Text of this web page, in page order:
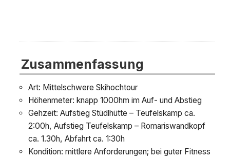
Zusammenfassung
Art: Mittelschwere Skihochtour
Höhenmeter: knapp 1000hm im Auf- und Abstieg
Gehzeit: Aufstieg Stüdlhütte – Teufelskamp ca.
2:00h, Aufstieg Teufelskamp – Romariswandkopf
ca. 1.30h, Abfahrt ca. 1:30h
Kondition: mittlere Anforderungen; bei guter Fitness